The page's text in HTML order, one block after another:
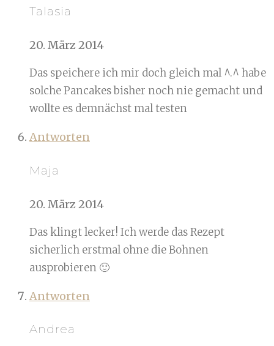
Talasia
20. März 2014
Das speichere ich mir doch gleich mal ^.^ habe
solche Pancakes bisher noch nie gemacht und
wollte es demnächst mal testen
Antworten
Maja
20. März 2014
Das klingt lecker! Ich werde das Rezept
sicherlich erstmal ohne die Bohnen
ausprobieren 🙂
Antworten
Andrea